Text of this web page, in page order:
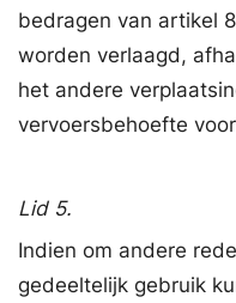
bedragen van artikel
worden verlaagd,
het andere
vervoersbehoefte
Lid 5.
Indien om andere
gedeeltelijk gebruik